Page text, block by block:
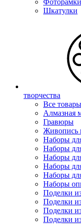
Фоторамки
Шкатулки
творчества
Все товары
Алмазная
Гравюры
Живопись
Наборы
Наборы
Наборы
Наборы
Наборы
Наборы
Поделки
Поделки
Поделки
Поделки